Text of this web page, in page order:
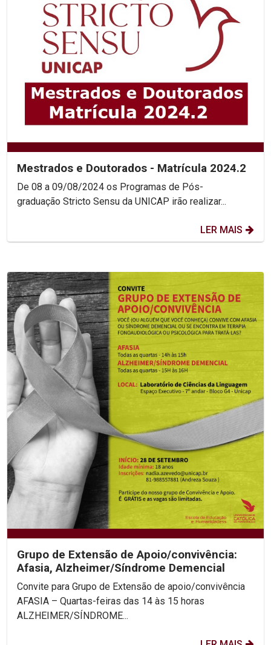
Mestrados e Doutorados - Matrícula 2024.2
De 08 a 09/08/2024 os Programas de Pós-
graduação Stricto Sensu da UNICAP irão realizar...
LER MAIS
Grupo de Extensão de Apoio/convivência:
Afasia, Alzheimer/Síndrome Demencial
Convite para Grupo de Extensão de apoio/convivência
AFASIA – Quartas-feiras das 14 às 15 horas
ALZHEIMER/SÍNDROME...